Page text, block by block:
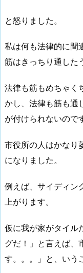
と怒りました。
私は何も法律的に間
筋はきっちり通した
法律も筋もめちゃく
かし、法律も筋も通
が付けられないので
市役所の人はかなり
になりました。
例えば、サイディン
上がります。
仮に我が家がタイル
グだ！」と言えば、
す。。。」と、いう